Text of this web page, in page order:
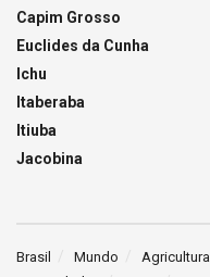
Capim Grosso
Euclides da Cunha
Ichu
Itaberaba
Itiuba
Jacobina
Brasil Mundo Agricultura